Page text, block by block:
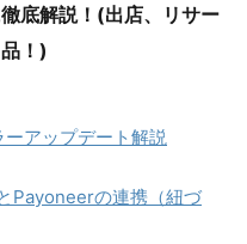
底解説！(出店、リサー
！)
アップデート解説
Payoneerの連携（紐づ